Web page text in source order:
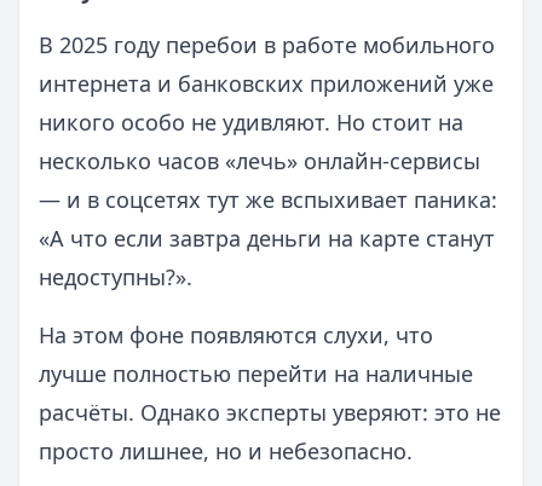
В 2025 году перебои в работе мобильного
интернета и банковских приложений уже
никого особо не удивляют. Но стоит на
несколько часов «лечь» онлайн-сервисы
— и в соцсетях тут же вспыхивает паника:
«А что если завтра деньги на карте станут
недоступны?».
На этом фоне появляются слухи, что
лучше полностью перейти на наличные
расчёты. Однако эксперты уверяют: это не
просто лишнее, но и небезопасно.